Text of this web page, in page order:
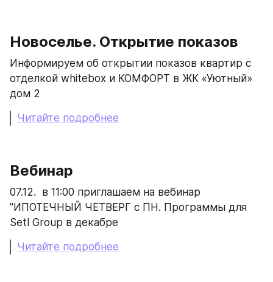
Новоселье. Открытие показов
Информируем об открытии показов квартир с
отделкой whitebox и КОМФОРТ в ЖК «Уютный»
дом 2
Читайте подробнее
Вебинар
07.12.  в 11:00 приглашаем на вебинар
"ИПОТЕЧНЫЙ ЧЕТВЕРГ с ПН. Программы для
Setl Group в декабре
Читайте подробнее